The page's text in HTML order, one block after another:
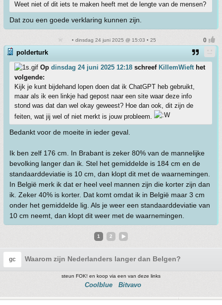
Weet niet of dit iets te maken heeft met de lengte van de mensen?
Dat zou een goede verklaring kunnen zijn.
• dinsdag 24 juni 2025 @ 15:03 • 25
polderturk
Op dinsdag 24 juni 2025 12:18 schreef KillemWiefthet
volgende:
Kijk je kunt bijdehand lopen doen dat ik ChatGPT heb gebruikt,
maar als ik een linkje had gepost naar een site waar deze info
stond was dat dan wel okay geweest? Hoe dan ook, dit zijn de
feiten, wat jij wel of niet merkt is jouw probleem.
Bedankt voor de moeite in ieder geval.
Ik ben zelf 176 cm. In Brabant is zeker 80% van de mannelijke
bevolking langer dan ik. Stel het gemiddelde is 184 cm en de
standaarddeviatie is 10 cm, dan klopt dit met de waarnemingen.
In België merk ik dat er heel veel mannen zijn die korter zijn dan
ik. Zeker 40% is korter. Dat komt omdat ik in België maar 3 cm
onder het gemiddelde lig. Als je weer een standaarddeviatie van
10 cm neemt, dan klopt dit weer met de waarnemingen.
1 2
gc Waarom zijn Nederlanders langer dan Belgen?
steun FOK! en koop via een van deze links
Coolblue Bitvavo